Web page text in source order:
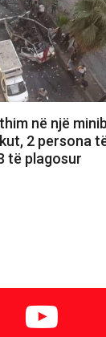
në një
2 persona
të plagosur